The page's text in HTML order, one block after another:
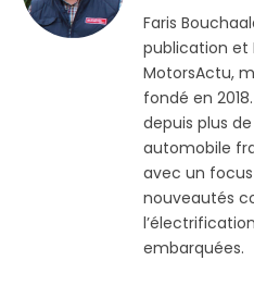
Faris
publication et
MotorsActu,
fondé en
depuis plus
automobile
avec un focus
nouveautés
embarquées.